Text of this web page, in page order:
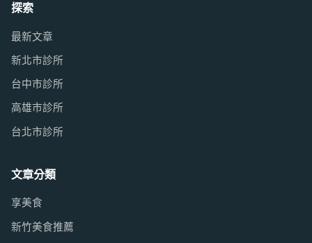
探索
最新文章
新北市診所
台中市診所
高雄市診所
台北市診所
文章分類
享美食
新竹美食推薦